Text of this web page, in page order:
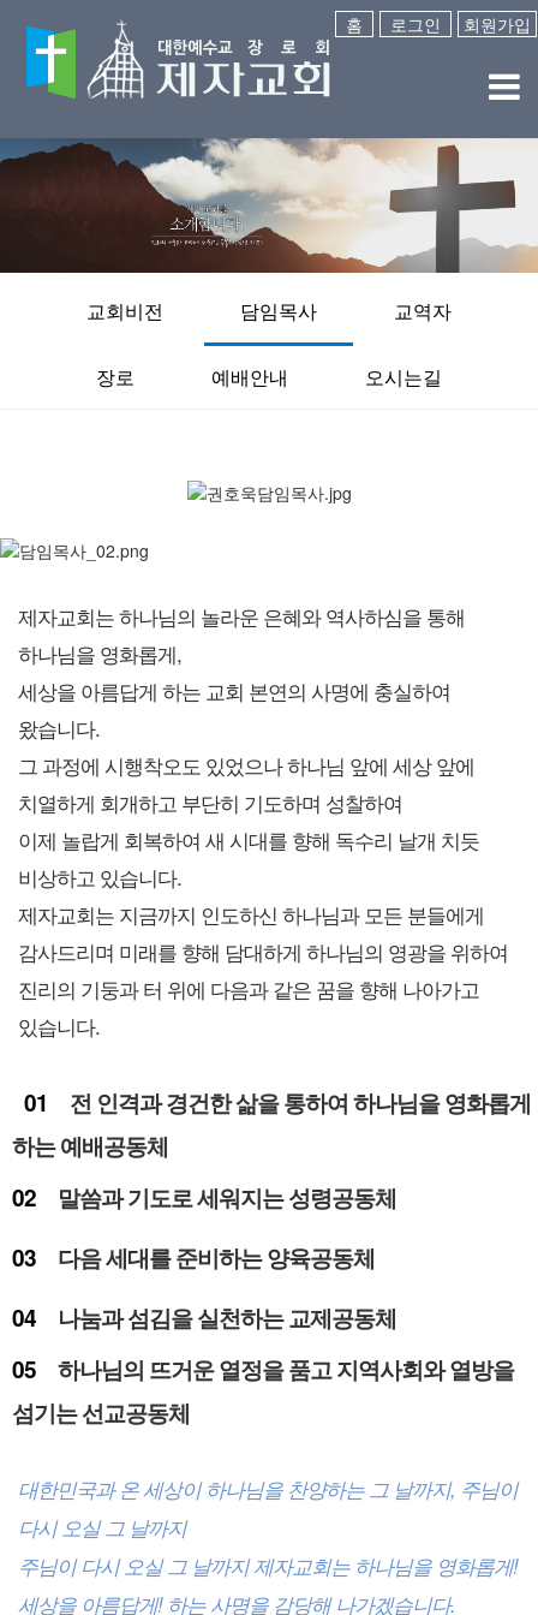
홈 로그인 회원가입
교회비전 담임목사 교역자
장로 예배안내 오시는길
제자교회는 하나님의 놀라운 은혜와 역사하심을 통해
하나님을 영화롭게,
세상을 아름답게 하는 교회 본연의 사명에 충실하여
왔습니다.
그 과정에 시행착오도 있었으나 하나님 앞에 세상 앞에
치열하게 회개하고 부단히 기도하며 성찰하여
이제 놀랍게 회복하여 새 시대를 향해 독수리 날개 치듯
비상하고 있습니다.
제자교회는 지금까지 인도하신 하나님과 모든 분들에게
감사드리며 미래를 향해 담대하게 하나님의 영광을 위하여
진리의 기둥과 터 위에 다음과 같은 꿈을 향해 나아가고
있습니다.
01
전 인격과 경건한 삶을 통하여 하나님을 영화롭게
하는 예배공동체
02
말씀과 기도로 세워지는 성령공동체
03
다음 세대를 준비하는 양육공동체
04
나눔과 섬김을 실천하는 교제공동체
05
하나님의 뜨거운 열정을 품고 지역사회와 열방을
섬기는 선교공동체
대한민국과 온 세상이 하나님을 찬양하는 그 날까지, 주님이
다시 오실 그 날까지
주님이 다시 오실 그 날까지 제자교회는 하나님을 영화롭게!
세상을 아름답게! 하는 사명을 감당해 나가겠습니다.